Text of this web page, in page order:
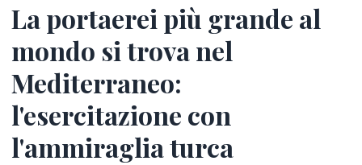
La portaerei più grande al
mondo si trova nel
Mediterraneo:
l'esercitazione con
l'ammiraglia turca